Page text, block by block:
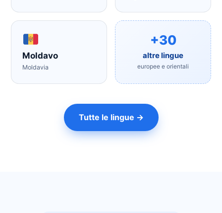
Moldavo
Moldavia
+30
altre lingue
europee e orientali
Tutte le lingue →
Massimo● online
Buongiorno!
Benvenuto nel servizio di traduzione